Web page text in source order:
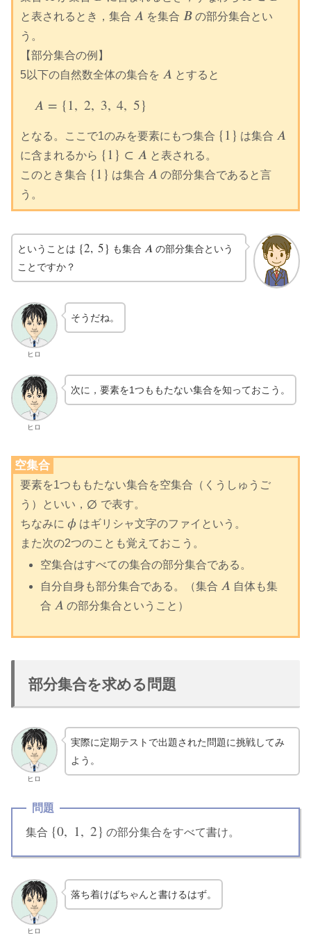
と表されるとき，集合 𝐴
A を集合 𝐵
Bの部分集合とい
う。
【部分集合の例】
5以下の自然数全体の集合を 𝐴
A とすると
𝐴 = {1, 2, 3, 4, 5}
A= { 1 2 , 3 4, 5}
となる。ここで1のみを要素にもつ集合 {1}
{ 1} は集合 𝐴
A
に含まれるから {1} ⊂ 𝐴
{ 1} ⊂ A
と表される。
このとき集合 {1}
{ 1} は集合 𝐴
A の部分集合であると言
う。
ということは {2, 5}
{2, 5} も集合𝐴
A の部分集合という
ことですか？
ヒロ
そうだね。
ヒロ
次に，要素を1つももたない集合を知っておこう。
空集合
要素を1つももたない集合を空集合（くうしゅうご
う）といい， ∅
∅
で表す。
ちなみに 𝜙
ϕ はギリシャ文字のファイという。
また次の2つのことも覚えておこう。
空集合はすべての集合の部分集合である。
自分自身も部分集合である。（集合 𝐴
A 自体も集
合 𝐴
A の部分集合ということ）
部分集合を求める問題
ヒロ
実際に定期テストで出題された問題に挑戦してみ
よう。
問題
集合 {0, 1, 2}
{ 0, 1 , 2 の部分集合をすべて書け。
ヒロ
落ち着けばちゃんと書けるはず。